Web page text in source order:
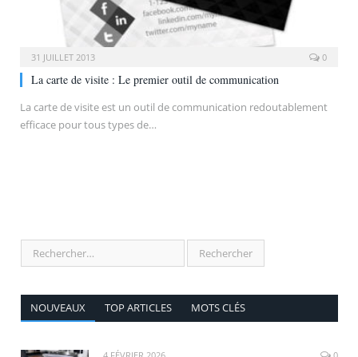
31 JUILLET 2013 0
La carte de visite : Le premier outil de communication
La carte de visite est un outil de communication redoutablement
efficace pour tous types de…
NOUVEAUX TOP ARTICLES MOTS CLÉS